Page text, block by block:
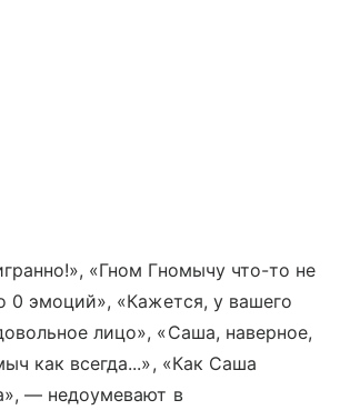
«Гном Гномычу что-то не
0 эмоций», «Кажется, у вашего
лицо», «Саша, наверное,
как всегда...», «Как Саша
— недоумевают в